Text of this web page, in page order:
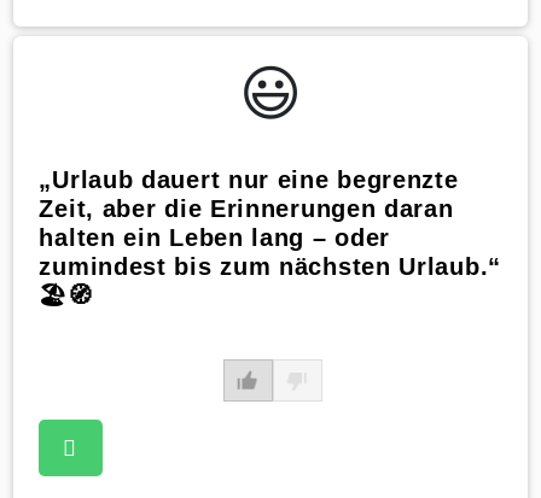
😃️
„Urlaub dauert nur eine begrenzte
Zeit, aber die Erinnerungen daran
halten ein Leben lang – oder
zumindest bis zum nächsten Urlaub.“
🏖️🧭